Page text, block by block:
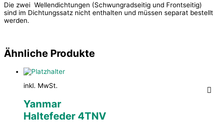
Die zwei Wellendichtungen (Schwungradseitig und Frontseitig)
sind im Dichtungssatz nicht enthalten und müssen separat bestellt
werden.
Ähnliche Produkte
inkl. MwSt.
Yanmar
Haltefeder 4TNV